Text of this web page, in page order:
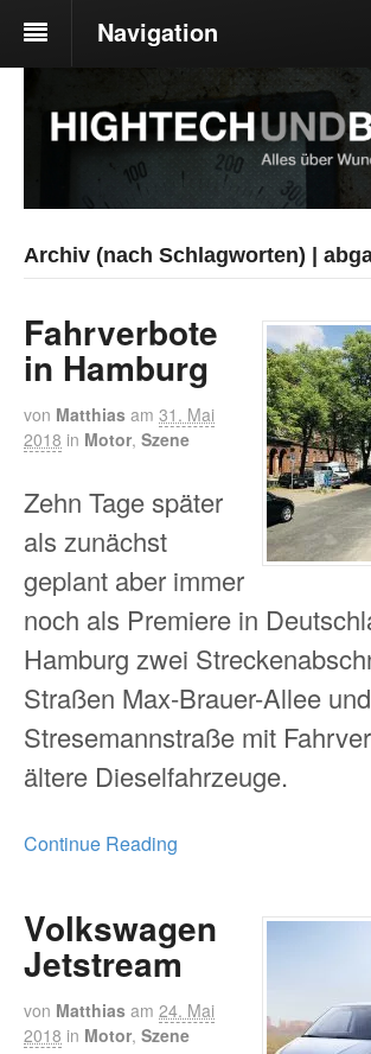
Navigation
Archiv (nach Schlagworten) |
Fahrverbote
in Hamburg
von Matthias am 31. Mai
2018 in Motor, Szene
Zehn Tage später
als zunächst
geplant aber immer
noch als Premiere in
Hamburg zwei
Straßen Max-Brauer-Allee und
Stresemannstraße mit
ältere Dieselfahrzeuge.
Continue Reading
Volkswagen
Jetstream
von Matthias am 24. Mai
2018 in Motor, Szene